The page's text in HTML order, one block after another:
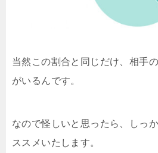
当然この割合と同じだけ、相手
がいるんです。
なので怪しいと思ったら、しっ
ススメいたします。